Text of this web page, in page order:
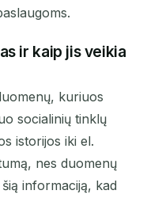
ir kaip jis veikia
kuriuos
socialinių tinklų
istorijos iki el.
nes duomenų
informaciją, kad